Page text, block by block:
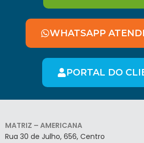
WHATSAPP
PORTAL DO
MATRIZ – AMERICANA
Rua 30 de Julho, 656, Centro